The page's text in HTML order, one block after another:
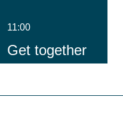
11:00
Get together